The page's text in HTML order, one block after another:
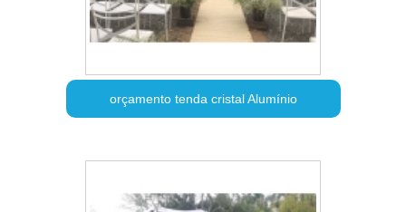
orçamento tenda cristal Alumínio